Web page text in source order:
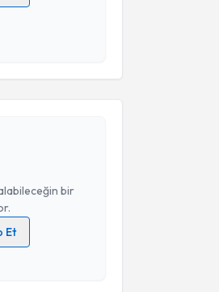
Aydınlatma Metni
bir
Et
randevu takvimi talebi
için bir takvim
Aydınlatma Metni